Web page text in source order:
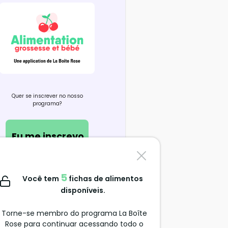
Quer se inscrever no nosso
programa?
Eu me inscrevo
Contate-nos
support@alimentation-
Você tem 5 fichas de alimentos
disponíveis.
Torne-se membro do programa La Boîte
Rose para continuar acessando todo o